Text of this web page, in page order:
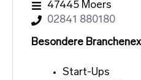
47445 Moers
02841 880180
Besondere
Start-Ups